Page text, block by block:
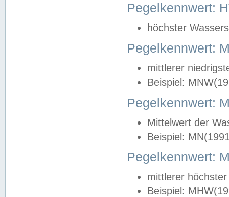
Pegelkennwert:
höchster
Pegelkennwert:
mittlerer
Beispiel:
Pegelkennwert:
Mittelwert der
Beispiel:
Pegelkennwert:
mittlerer
Beispiel: